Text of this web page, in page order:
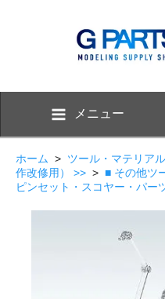
メニュー
ホーム > ツール・マテリア
作改修用） >> > ■ その他ツ
ピンセット・スコヤー・パー